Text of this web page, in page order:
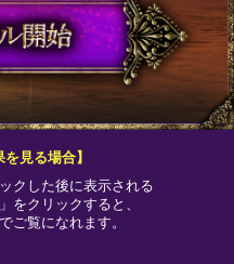
を見る場合】
クした後に表示される
をクリックすると、
ご覧になれます。